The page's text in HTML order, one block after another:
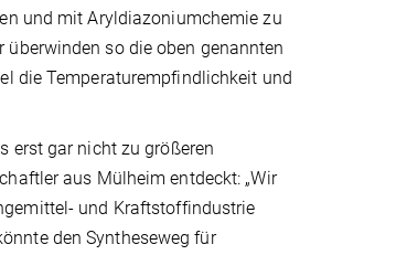
und mit Aryldiazoniumchemie zu
so die oben genannten
die Temperaturempfindlichkeit und
erst gar nicht zu größeren
aus Mülheim entdeckt: „Wir
und Kraftstoffindustrie
den Syntheseweg für